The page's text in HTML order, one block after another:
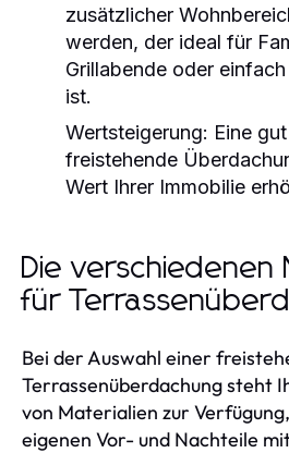
zusätzlicher
werden, der ideal für
Grillabende oder
ist.
Wertsteigerung: Eine
freistehende
Wert Ihrer Immobilie
Die verschiedenen
für
Bei der Auswahl einer
Terrassenüberdachung steht
von Materialien zur
eigenen Vor- und Nachteile